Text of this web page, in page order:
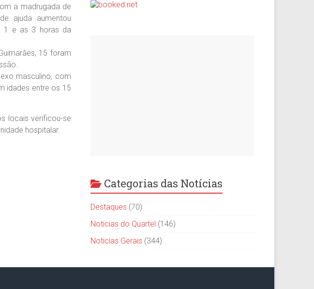
a madrugada de
ajuda aumentou
1 e as 3 horas da
15 foram
masculino, com
idades entre os 15
locais verificou-se
hospitalar.
Categorias das Notícias
Destaques (70)
Noticias do Quartel (146)
Noticias Gerais (344)